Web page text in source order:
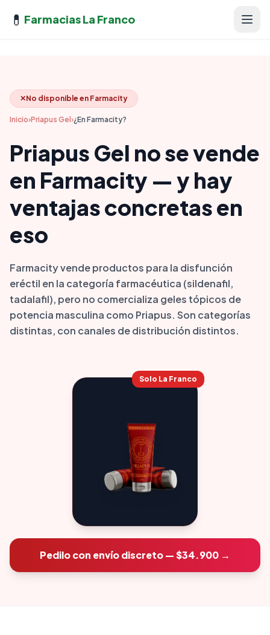
💊 Farmacias La Franco
✕No disponible en Farmacity
Inicio›Priapus Gel ›¿En Farmacity?
Priapus Gel no se vende
en Farmacity — y hay
ventajas concretas en
eso
Farmacity vende productos para la disfunción
eréctil en la categoría farmacéutica (sildenafil,
tadalafil), pero no comercializa geles tópicos de
potencia masculina como Priapus. Son categorías
distintas, con canales de distribución distintos.
Solo La Franco
Pedilo con envío discreto — $34.900 →